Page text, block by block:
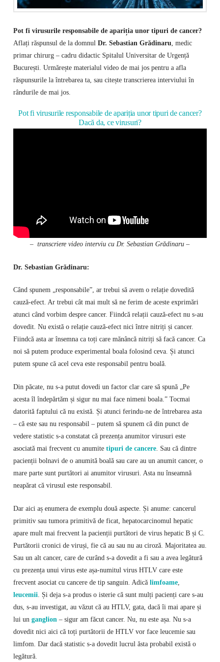
Pot fi virusurile responsabile de apariția unor tipuri de cancer?
Aflați răspunsul de la domnul Dr. Sebastian Grădinaru, medic
primar chirurg – cadru didactic Spitalul Universitar de Urgență
București. Urmărește materialul video de mai jos pentru a afla
răspunsurile la întrebarea ta, sau citește transcrierea interviului în
rândurile de mai jos.
Pot fi virusurile responsabile de apariția unor tipuri de cancer?
Dacă da, ce virusuri?
– transcriere video interviu cu Dr. Sebastian Grădinaru –
Dr. Sebastian Grădinaru:
Când spunem „responsabile”, ar trebui să avem o relație dovedită
cauză-efect. Ar trebui cât mai mult să ne ferim de aceste exprimări
atunci când vorbim despre cancer. Fiindcă relații cauză-efect nu s-au
dovedit. Nu există o relație cauză-efect nici între nitriți și cancer.
Fiindcă asta ar însemna ca toți care mănâncă nitriți să facă cancer. Ca
noi să putem produce experimental boala folosind ceva. Și atunci
putem spune că acel ceva este responsabil pentru boală.
Din păcate, nu s-a putut dovedi un factor clar care să spună „Pe
acesta îl îndepărtăm și sigur nu mai face nimeni boala.” Tocmai
datorită faptului că nu există. Și atunci ferindu-ne de întrebarea asta
– că este sau nu responsabil – putem să spunem că din punct de
vedere statistic s-a constatat că prezența anumitor virusuri este
asociată mai frecvent cu anumite tipuri de cancere. Sau că dintre
pacienții bolnavi de o anumită boală sau care au un anumit cancer, o
mare parte sunt purtători ai anumitor virusuri. Asta nu înseamnă
neapărat că virusul este responsabil.
Dar aici aș enumera de exemplu două aspecte. Și anume: cancerul
primitiv sau tumora primitivă de ficat, hepatocarcinomul hepatic
apare mult mai frecvent la pacienții purtători de virus hepatic B și C.
Purtătorii cronici de viruși, fie că au sau nu au ciroză. Majoritatea au.
Sau un alt cancer, care de curând s-a dovedit a fi sau a avea legătură
cu prezența unui virus este așa-numitul virus HTLV care este
frecvent asociat cu cancere de tip sanguin. Adică limfoame,
leucemii . Și deja s-a produs o isterie că sunt mulți pacienți care s-au
dus, s-au investigat, au văzut că au HTLV, gata, dacă îi mai apare și
lui un ganglion – sigur am făcut cancer. Nu, nu este așa. Nu s-a
dovedit nici aici că toți purtătorii de HTLV vor face leucemie sau
limfom. Dar dacă statistic s-a dovedit lucrul ăsta probabil există o
legătură.